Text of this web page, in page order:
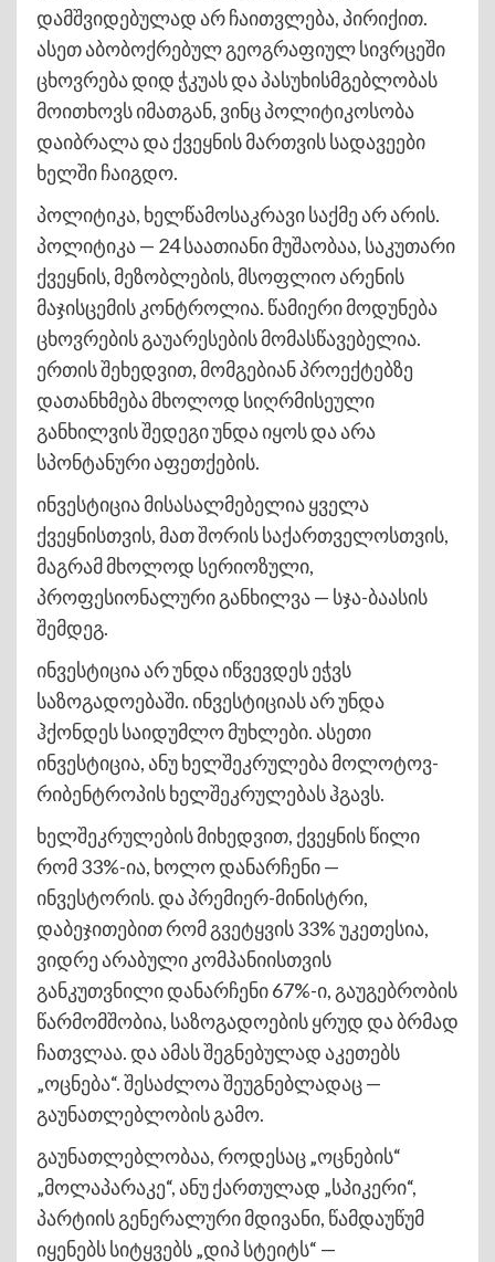
დამშვიდებულად არ ჩაითვლება, პირიქით.
ასეთ აბობოქრებულ გეოგრაფიულ სივრცეში
ცხოვრება დიდ ჭკუას და პასუხისმგებლობას
მოითხოვს იმათგან, ვინც პოლიტიკოსობა
დაიბრალა და ქვეყნის მართვის სადავეები
ხელში ჩაიგდო.
პოლიტიკა, ხელწამოსაკრავი საქმე არ არის.
პოლიტიკა — 24 საათიანი მუშაობაა, საკუთარი
ქვეყნის, მეზობლების, მსოფლიო არენის
მაჯისცემის კონტროლია. წამიერი მოდუნება
ცხოვრების გაუარესების მომასწავებელია.
ერთის შეხედვით, მომგებიან პროექტებზე
დათანხმება მხოლოდ სიღრმისეული
განხილვის შედეგი უნდა იყოს და არა
სპონტანური აფეთქების.
ინვესტიცია მისასალმებელია ყველა
ქვეყნისთვის, მათ შორის საქართველოსთვის,
მაგრამ მხოლოდ სერიოზული,
პროფესიონალური განხილვა — სჯა-ბაასის
შემდეგ.
ინვესტიცია არ უნდა იწვევდეს ეჭვს
საზოგადოებაში. ინვესტიციას არ უნდა
ჰქონდეს საიდუმლო მუხლები. ასეთი
ინვესტიცია, ანუ ხელშეკრულება მოლოტოვ-
რიბენტროპის ხელშეკრულებას ჰგავს.
ხელშეკრულების მიხედვით, ქვეყნის წილი
რომ 33%-ია, ხოლო დანარჩენი —
ინვესტორის. და პრემიერ-მინისტრი,
დაბეჯითებით რომ გვეტყვის 33% უკეთესია,
ვიდრე არაბული კომპანიისთვის
განკუთვნილი დანარჩენი 67%-ი, გაუგებრობის
წარმომშობია, საზოგადოების ყრუდ და ბრმად
ჩათვლაა. და ამას შეგნებულად აკეთებს
„ოცნება“. შესაძლოა შეუგნებლადაც —
გაუნათლებლობის გამო.
გაუნათლებლობაა, როდესაც „ოცნების“
„მოლაპარაკე“, ანუ ქართულად „სპიკერი“,
პარტიის გენერალური მდივანი, წამდაუწუმ
იყენებს სიტყვებს „დიპ სტეიტს“ —